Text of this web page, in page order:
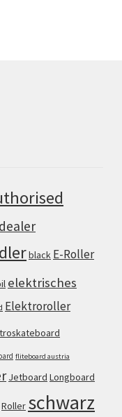
black E-Roller
elektrisches
Elektroroller
fliteboard austria
Jetboard Longboard
Roller schwarz